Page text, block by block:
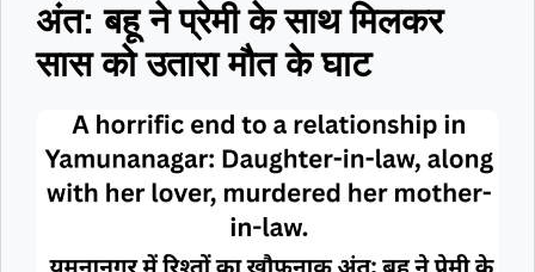
अंत: बहू ने प्रेमी के साथ मिलकर
सास को उतारा मौत के घाट